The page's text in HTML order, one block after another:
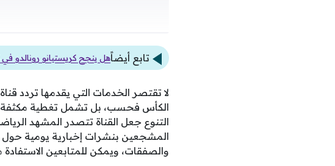
تابع أيضاًهل ينجح كريستيانو رونالدو في
الكأس فحسب، بل تشمل تغطية مكثفة
التنوع جعل القناة تتصدر المشهد
المشجعين بنشرات إخبارية يومية حول
والصفقات، ويمكن للمتابعين